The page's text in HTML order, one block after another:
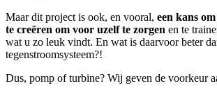
Maar dit project is ook, en vooral, een kans
te creëren om voor uzelf te zorgen en te
wat u zo leuk vindt. En wat is daarvoor beter
tegenstroomsysteem?!
Dus, pomp of turbine? Wij geven de voorkeur